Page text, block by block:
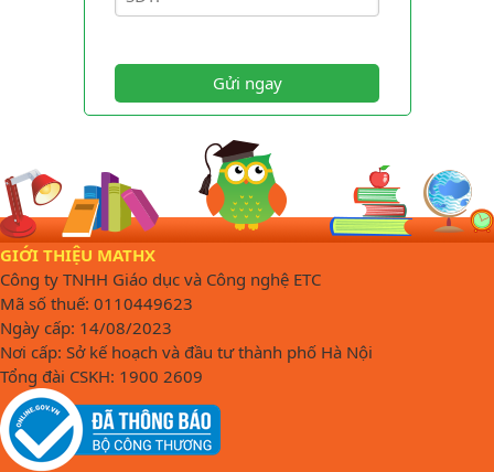
Gửi ngay
GIỚI THIỆU MATHX
Công ty TNHH Giáo dục và Công nghệ ETC
Mã số thuế: 0110449623
Ngày cấp: 14/08/2023
Nơi cấp: Sở kế hoạch và đầu tư thành phố Hà Nội
Tổng đài CSKH: 1900 2609